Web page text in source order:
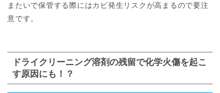
またいで保管する際にはカビ発生リスクが高まるので要注
意です。
ドライクリーニング溶剤の残留で化学火傷を起こ
す原因にも！？